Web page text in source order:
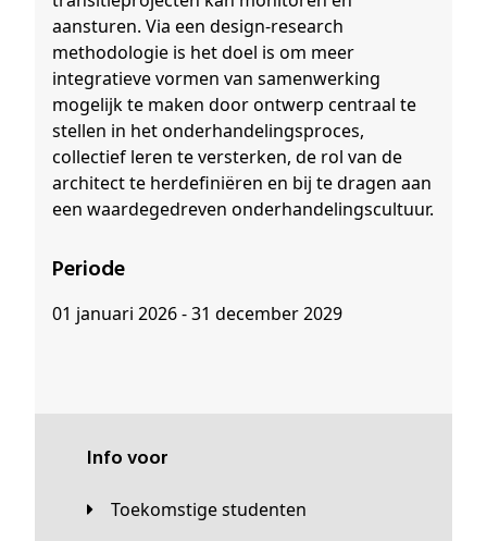
aansturen. Via een design-research
methodologie is het doel is om meer
integratieve vormen van samenwerking
mogelijk te maken door ontwerp centraal te
stellen in het onderhandelingsproces,
collectief leren te versterken, de rol van de
architect te herdefiniëren en bij te dragen aan
een waardegedreven onderhandelingscultuur.
Periode
01 januari 2026 - 31 december 2029
Info voor
Toekomstige studenten